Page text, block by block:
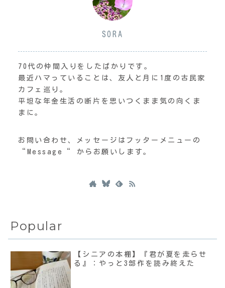
SORA
70代の仲間入りをしたばかりです。
最近ハマっていることは、友人と月に1度の古民家
カフェ巡り。
平坦な年金生活の断片を思いつくまま気の向くま
まに。
お問い合わせ、メッセージはフッターメニューの
“Message“ からお願いします。
Popular
【シニアの本棚】『君が夏を走らせ
る』：やっと3部作を読み終えた